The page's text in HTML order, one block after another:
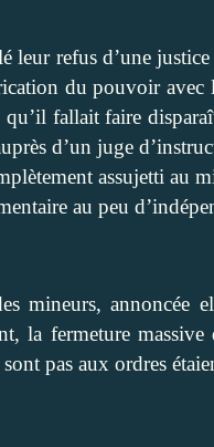
leur refus d’une
du pouvoir avec
fallait faire
d’un juge
assujetti au
au peu
mineurs, annoncée
la fermeture
pas aux ordres